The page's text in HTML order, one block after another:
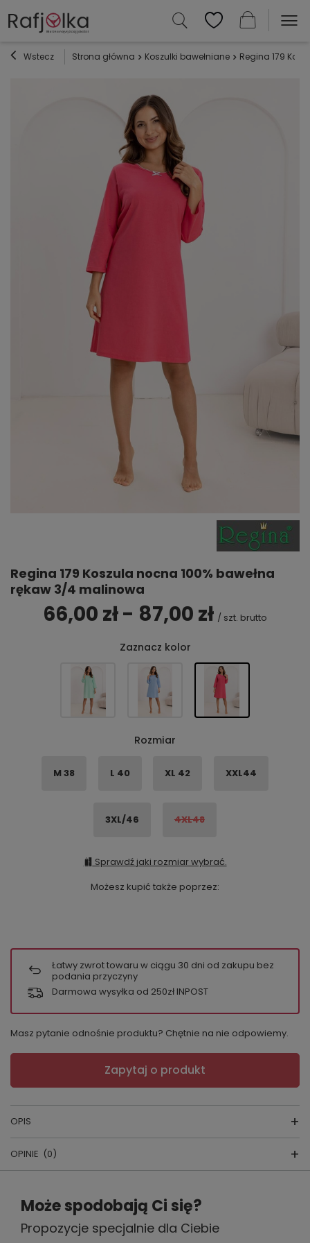
Wstecz Strona główna Koszulki bawełniane Regina 179
Regina 179 Koszula nocna 100% bawełna
rękaw 3/4 malinowa
66,00 zł - 87,00 zł / szt. brutto
Zaznacz kolor
Rozmiar
M 38 L 40 XL 42 XXL44
3XL/46 4XL48
Sprawdź jaki rozmiar wybrać.
Możesz kupić także poprzez:
Łatwy zwrot towaru w ciągu 30 dni od zakupu bez
podania przyczyny
Darmowa wysyłka od 250zł INPOST
Masz pytanie odnośnie produktu? Chętnie na nie odpowiemy.
Zapytaj o produkt
OPIS
Koszula Regina
Kraj produkcji
OPINIE (0)
Napisz swoją opinię
Twoja ocena:
Może spodobają Ci się?
Propozycje specjalnie dla Ciebie